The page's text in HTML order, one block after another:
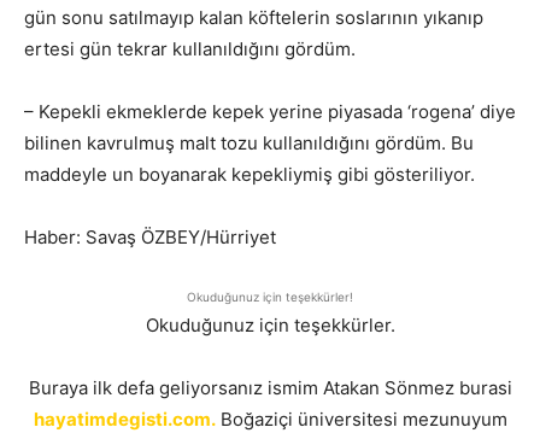
gün sonu satılmayıp kalan köftelerin soslarının yıkanıp
ertesi gün tekrar kullanıldığını gördüm.
– Kepekli ekmeklerde kepek yerine piyasada ‘rogena’ diye
bilinen kavrulmuş malt tozu kullanıldığını gördüm. Bu
maddeyle un boyanarak kepekliymiş gibi gösteriliyor.
Haber: Savaş ÖZBEY/Hürriyet
Okuduğunuz için teşekkürler!
Okuduğunuz için teşekkürler.
Buraya ilk defa geliyorsanız ismim Atakan Sönmez burasi
hayatimdegisti.com.Boğaziçi üniversitesi mezunuyum